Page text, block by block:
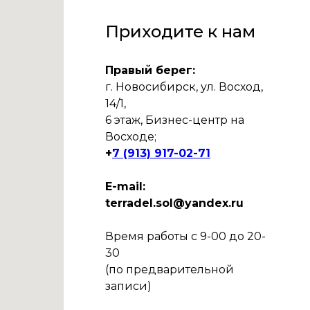
Приходите к нам
Правый берег:
г. Новосибирск, ул. Восход,
14/1,
6 этаж, Бизнес-центр на
Восходе;
+7 (913) 917-02-71
E-mail:
terradel.sol@yandex.ru
Время работы с 9-00 до 20-
30
(по предварительной
записи)